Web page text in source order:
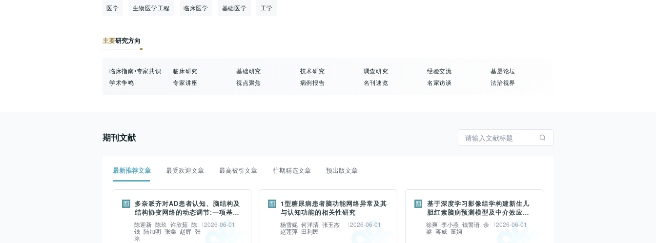
医学 生物医学工程 临床医学 基础医学 工学
主要研究方向
临床指南•专家共识 临床研究 基础研究 技术研究 调查研究 经验交流
基层论坛
学术争鸣
专家讲座 视点聚焦 病例报告 名刊速览 名家访谈 法治视界
期刊文献
最新推荐文章 最受欢迎文章 最高被引文章 往期精选文章 预出版文章
多奈哌齐对AD患者认知、脑结构及
结构协变网络的动态调节:一项基于
结构MRI的纵向研究
陈迎新 陈玖 许欣茹 陈
钱 陆加明 张鑫 赵辉 张
冰
2026-06-01
1型糖尿病患者脑功能网络异常及其
与认知功能的相关性研究
杨雪妮 何洋清 张玉杰
赵莲萍 田利民
2026-06-01
基于深度学习影像组学构建新生儿
胆红素脑病预测模型及中介效应分
析
徐爽 李小燕 钱警语 余
梁 蒋威 董娴
2026-06-01